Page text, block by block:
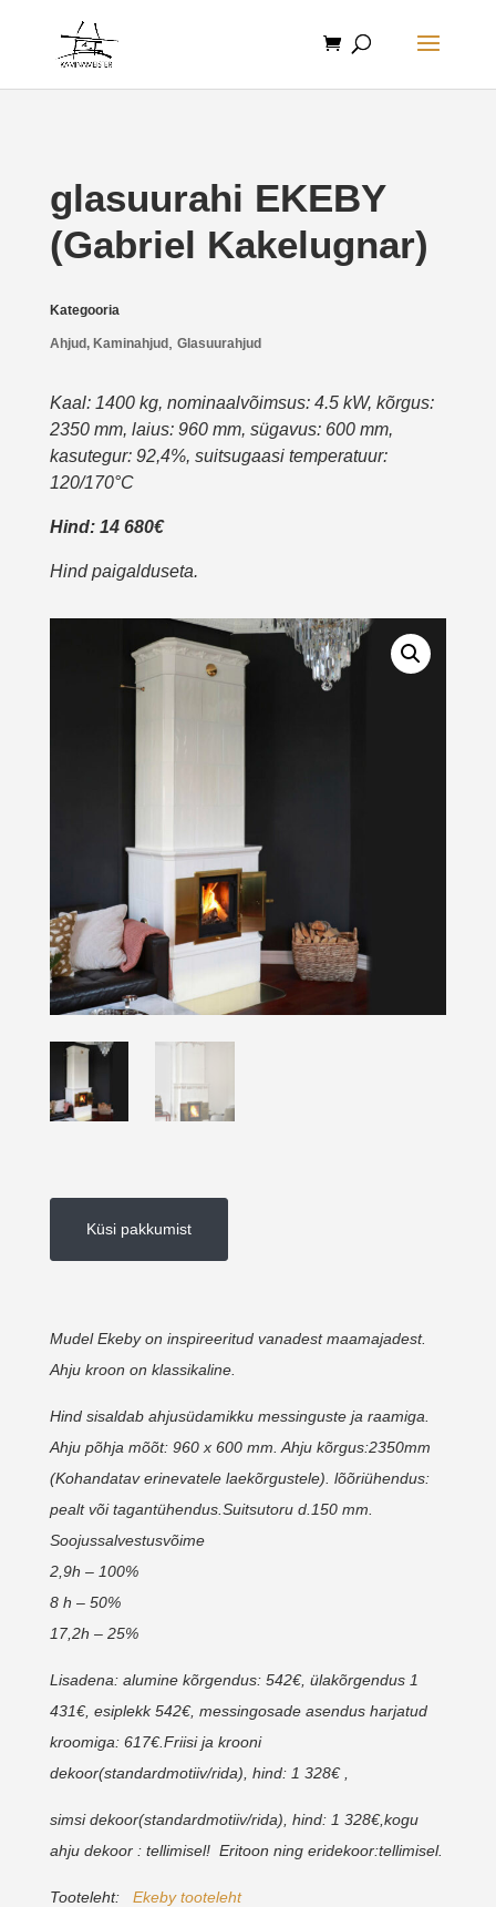
glasuurahi EKEBY
(Gabriel Kakelugnar)
Kategooria
Ahjud, Kaminahjud, Glasuurahjud
Kaal: 1400 kg, nominaalvõimsus: 4.5 kW, kõrgus:
2350 mm, laius: 960 mm, sügavus: 600 mm,
kasutegur: 92,4%, suitsugaasi temperatuur:
120/170°C
Hind: 14 680€
Hind paigalduseta.
Küsi pakkumist
Mudel Ekeby on inspireeritud vanadest maamajadest.
Ahju kroon on klassikaline.
Hind sisaldab ahjusüdamikku messinguste ja raamiga.
Ahju põhja mõõt: 960 x 600 mm. Ahju kõrgus:2350mm
(Kohandatav erinevatele laekõrgustele). lõõriühendus:
pealt või tagantühendus.Suitsutoru d.150 mm.
Soojussalvestusvõime
2,9h – 100%
8 h – 50%
17,2h – 25%
Lisadena: alumine kõrgendus: 542€, ülakõrgendus 1
431€, esiplekk 542€, messingosade asendus harjatud
kroomiga: 617€.Friisi ja krooni
dekoor(standardmotiiv/rida), hind: 1 328€ ,
simsi dekoor(standardmotiiv/rida), hind: 1 328€,kogu
ahju dekoor : tellimisel! Eritoon ning eridekoor:tellimisel.
Tooteleht: Ekeby tooteleht